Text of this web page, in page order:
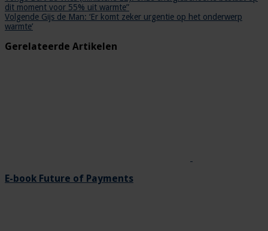
dit moment voor 55% uit warmte”
Volgende Gijs de Man: ‘Er komt zeker urgentie op het onderwerp
warmte’
Gerelateerde Artikelen
E-book Future of Payments